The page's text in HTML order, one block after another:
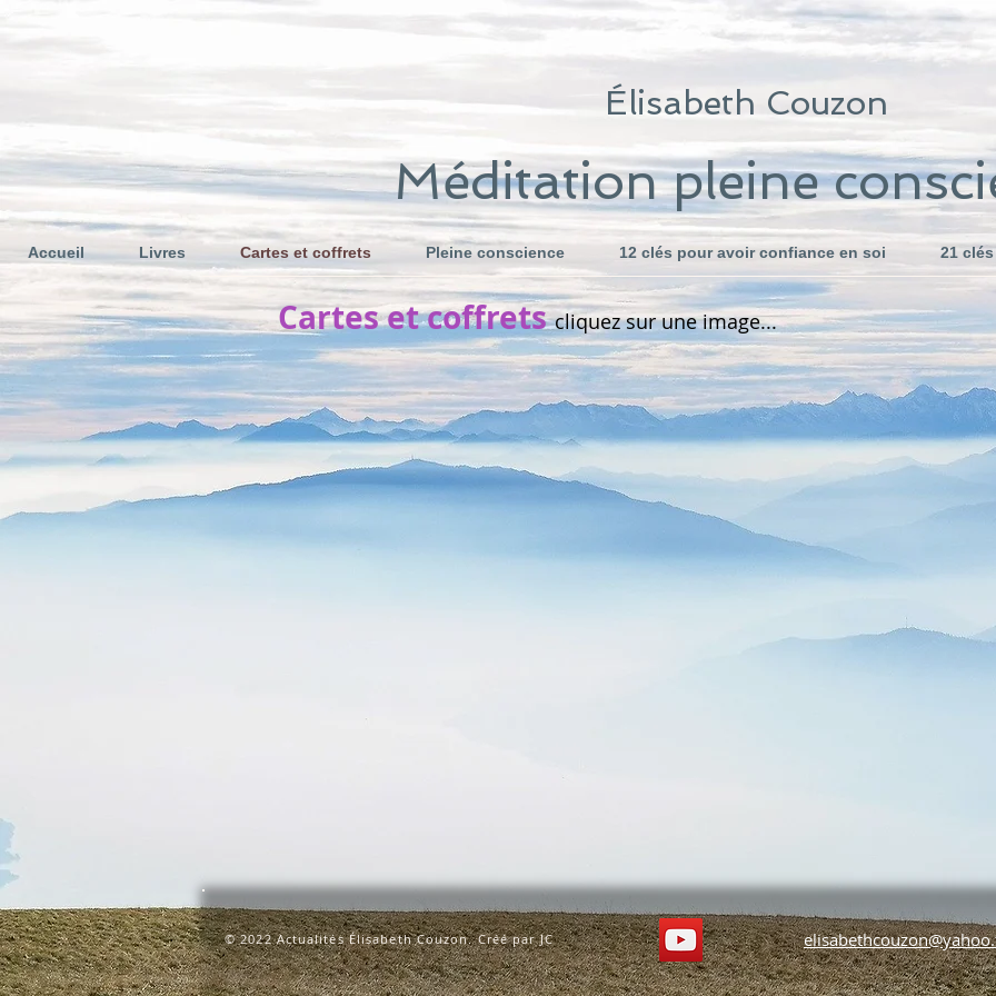
Élisabeth Couzon
Méditation pleine
Accueil Livres Cartes et coffrets Pleine conscience 12 clés pour avoir confiance en soi 21
Cartes et coffretscliquez sur une image...
© 2022 Actualités Élisabeth Couzon. Créé par JC